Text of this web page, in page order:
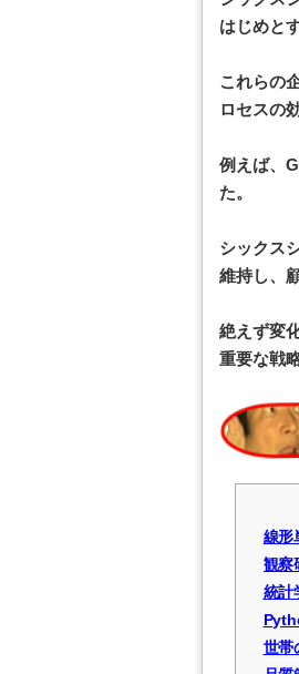
はじめと
これらの
ロセスの
例えば、
た。
シックス
維持し、
絶えず変
重要な戦
線形
観察
統計
世帯